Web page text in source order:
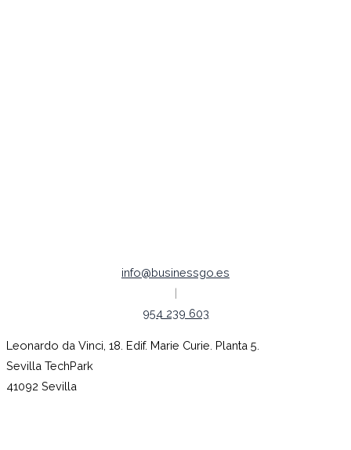
info@businessgo.es
|
954 239 603
Leonardo da Vinci, 18. Edif. Marie Curie. Planta 5.
Sevilla TechPark
41092 Sevilla